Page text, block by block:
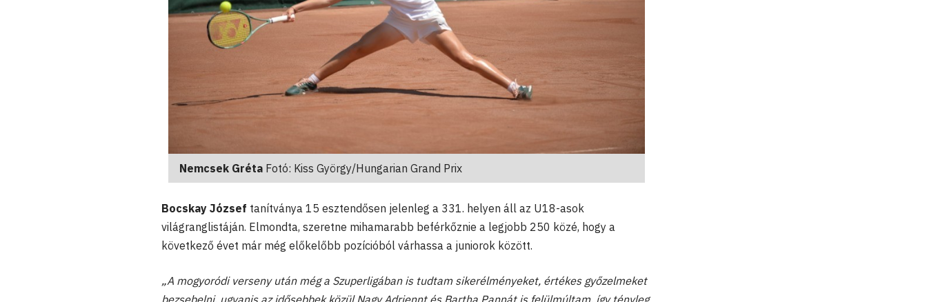
Nemcsek Gréta Fotó: Kiss György/Hungarian Grand Prix
Bocskay József tanítványa 15 esztendősen jelenleg a 331. helyen áll az U18-asok
világranglistáján. Elmondta, szeretne mihamarabb beférkőznie a legjobb 250 közé, hogy a
következő évet már még előkelőbb pozícióból várhassa a juniorok között.
„A mogyoródi verseny után még a Szuperligában is tudtam sikerélményeket, értékes győzelmeket